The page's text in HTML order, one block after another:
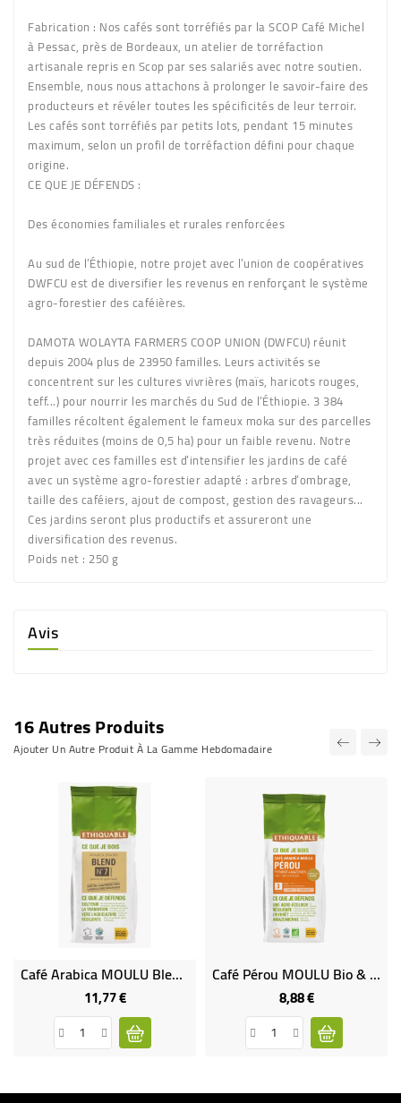
Fabrication : Nos cafés sont torréfiés par la SCOP Café Michel
à Pessac, près de Bordeaux, un atelier de torréfaction
artisanale repris en Scop par ses salariés avec notre soutien.
Ensemble, nous nous attachons à prolonger le savoir-faire des
producteurs et révéler toutes les spécificités de leur terroir.
Les cafés sont torréfiés par petits lots, pendant 15 minutes
maximum, selon un profil de torréfaction défini pour chaque
origine.
CE QUE JE DÉFENDS :
Des économies familiales et rurales renforcées
Au sud de l’Éthiopie, notre projet avec l’union de coopératives
DWFCU est de diversifier les revenus en renforçant le système
agro-forestier des caféières.
DAMOTA WOLAYTA FARMERS COOP UNION (DWFCU) réunit
depuis 2004 plus de 23950 familles. Leurs activités se
concentrent sur les cultures vivrières (maïs, haricots rouges,
teff...) pour nourrir les marchés du Sud de l’Éthiopie. 3 384
familles récoltent également le fameux moka sur des parcelles
très réduites (moins de 0,5 ha) pour un faible revenu. Notre
projet avec ces familles est d’intensifier les jardins de café
avec un système agro-forestier adapté : arbres d’ombrage,
taille des caféiers, ajout de compost, gestion des ravageurs...
Ces jardins seront plus productifs et assureront une
diversification des revenus.
Poids net : 250 g
Avis
16 Autres Produits
Ajouter Un Autre Produit À La Gamme Hebdomadaire
Café Arabica MOULU Blend - 250 G
11,77 €Prix
Café Pérou MOULU Bio & Équitable - 250 G
8,88 €Prix